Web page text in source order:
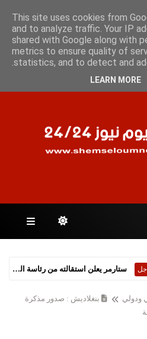
أمريكا وإيران تتوصلان لاتفاق سلام شامل
ودولي
بنغلاديش : صدور مذكرة
This site uses cookies from
and to analyze traffic. Your IP
shared with Google along with
metrics to ensure quality of
statistics, and to detect and
LEARN MORE